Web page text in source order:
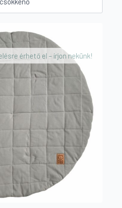
low
érhető el – írjon nekünk!